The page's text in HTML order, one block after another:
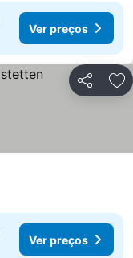
Ver preços
Partilhar
Ver preços